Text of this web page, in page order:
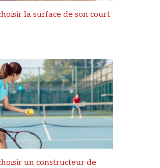
la surface de son court
un constructeur de